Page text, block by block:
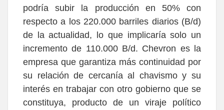
podría subir la producción en 50% con
respecto a los 220.000 barriles diarios (B/d)
de la actualidad, lo que implicaría solo un
incremento de 110.000 B/d. Chevron es la
empresa que garantiza más continuidad por
su relación de cercanía al chavismo y su
interés en trabajar con otro gobierno que se
constituya, producto de un viraje político